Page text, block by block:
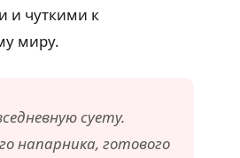
и чуткими к
миру.
суету.
напарника, готового